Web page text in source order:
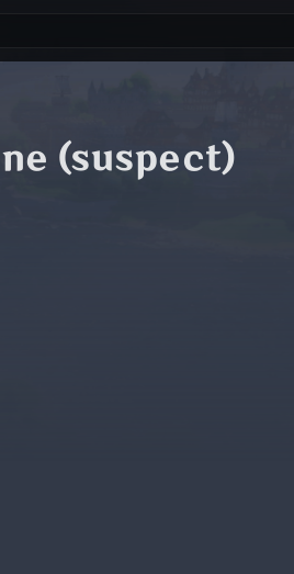
(suspect)